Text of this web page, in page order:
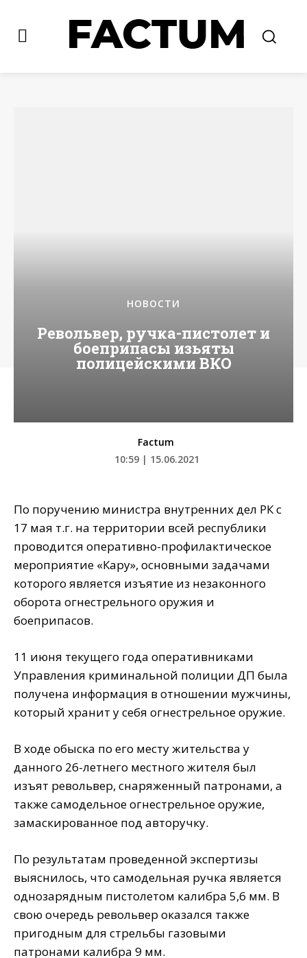
НОВОСТИ
Револьвер, ручка-пистолет и
боеприпасы изьяты
полицейскими ВКО
Factum
10:59 | 15.06.2021
По поручению министра внутренних дел РК с
17 мая т.г. на территории всей республики
проводится оперативно-профилактическое
мероприятие «Кару», основными задачами
которого является изъятие из незаконного
оборота огнестрельного оружия и
боеприпасов.
11 июня текущего года оперативниками
Управления криминальной полиции ДП была
получена информация в отношении мужчины,
который хранит у себя огнестрельное оружие.
В ходе обыска по его месту жительства у
данного 26-летнего местного жителя был
изъят револьвер, снаряженный патронами, а
также самодельное огнестрельное оружие,
замаскированное под авторучку.
По результатам проведенной экспертизы
выяснилось, что самодельная ручка является
однозарядным пистолетом калибра 5,6 мм. В
свою очередь револьвер оказался также
пригодным для стрельбы газовыми
патронами калибра 9 мм.